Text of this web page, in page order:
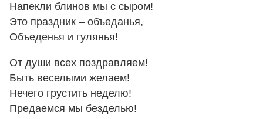
Напекли блинов мы с сыром!
Это праздник – объеданья,
Объеденья и гулянья!
От души всех поздравляем!
Быть веселыми желаем!
Нечего грустить неделю!
Предаемся мы безделью!